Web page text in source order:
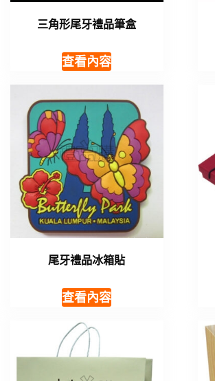
三角形尾牙禮品筆盒
查看內容
尾牙禮品冰箱貼
查看內容